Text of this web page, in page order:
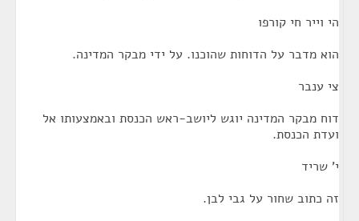
הי וייר חי קורפו
הוא מדבר על הדוחות שהוכנו. על ידי מבקר המדינה.
צי ענבר
דוח מבקר המדינה יוגש ליושב-ראש הכנסת ובאמצעותו אל
ועדת הכנסת.
י' שריד
זה כתוב שחור על גבי לבן.